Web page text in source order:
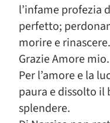
l’infame profezia
perfetto;
morire e rinascere.
Grazie Amore mio.
Per l’amore e la
paura e dissolto il
splendere.